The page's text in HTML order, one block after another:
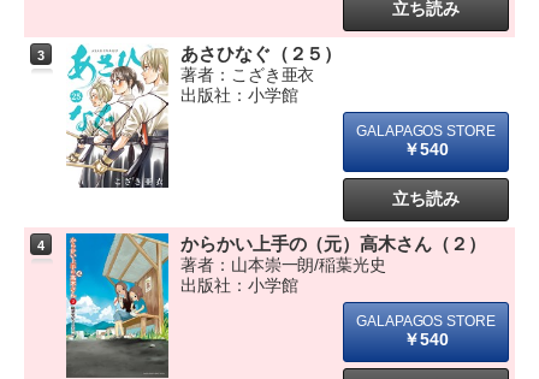
立ち読み
3 あさひなぐ（２５）
著者：こざき亜衣
出版社：小学館
￥540
立ち読み
4 からかい上手の（元）高木さん（２）
著者：山本崇一朗/稲葉光史
出版社：小学館
￥540